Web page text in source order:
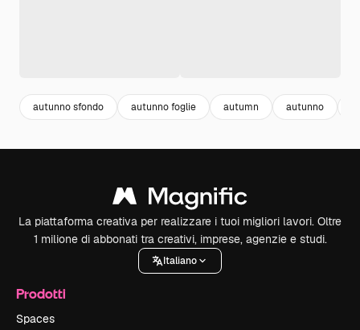
autunno sfondo autunno foglie autumn autunno
La piattaforma creativa per realizzare i tuoi migliori lavori. Oltre
1 milione di abbonati tra creativi, imprese, agenzie e studi.
Italiano
Prodotti
Spaces